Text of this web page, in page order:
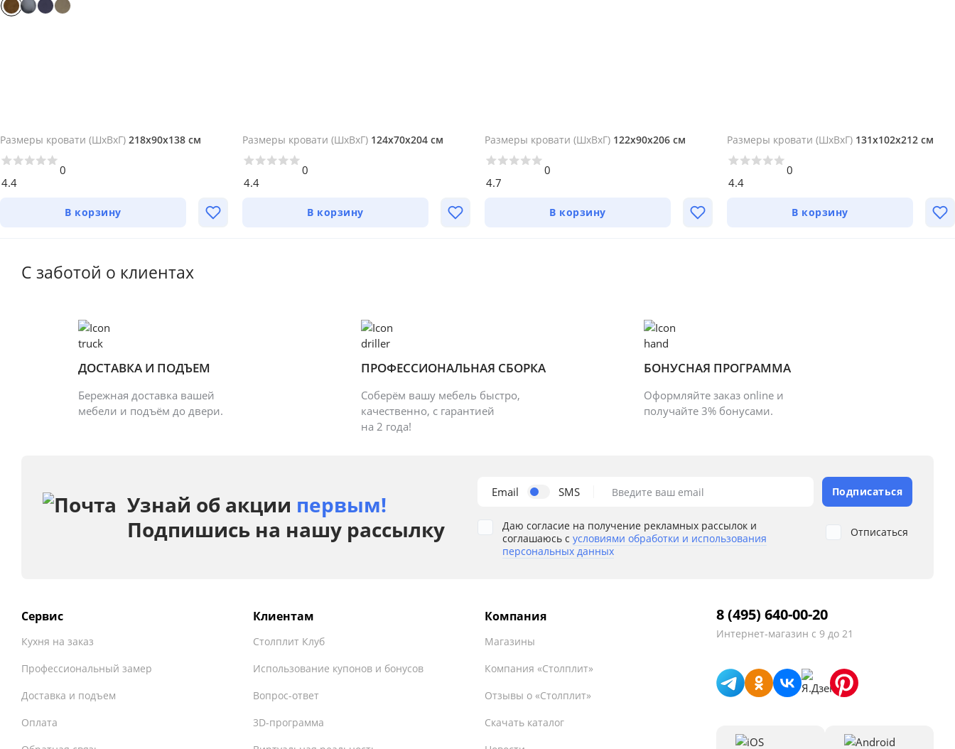
Размеры кровати (ШхВхГ) 218х90х138 см
4.4
0
В корзину
Размеры кровати (ШхВхГ) 124х70х204 см
4.4
0
В корзину
Размеры кровати (ШхВхГ) 122х90х206 см
4.7
0
В корзину
Размеры кровати (ШхВхГ) 131х102х212 см
4.4
0
В корзину
С заботой о клиентах
ДОСТАВКА И ПОДЪЕМ
Бережная доставка вашей
мебели и подъём до двери.
ПРОФЕССИОНАЛЬНАЯ СБОРКА
Соберём вашу мебель быстро,
качественно, с гарантией
на 2 года!
БОНУСНАЯ ПРОГРАММА
Оформляйте заказ online и
получайте 3% бонусами.
Узнай об акции первым!
Подпишись на нашу рассылку
Email SMS Введите ваш email Подписаться
Даю согласие на получение рекламных рассылок и
соглашаюсь с условиями обработки и использования
персональных данных
Отписаться
Сервис
Кухня на заказ
Профессиональный замер
Доставка и подъем
Оплата
Клиентам
Столплит Клуб
Использование купонов и бонусов
Вопрос-ответ
3D-программа
Компания
Магазины
Компания «Столплит»
Отзывы о «Столплит»
Скачать каталог
8 (495) 640-00-20
Интернет-магазин с 9 до 21